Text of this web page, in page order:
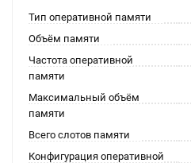
Тип оперативной памяти
Объём памяти
Частота оперативной
памяти
Максимальный объём
памяти
Всего слотов памяти
Конфигурация оперативной